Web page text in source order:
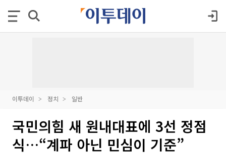
이투데이 정치 일반
국민의힘 새 원내대표에 3선 정점
식…“계파 아닌 민심이 기준”